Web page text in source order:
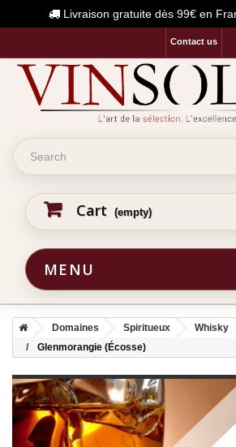
Livraison gratuite dès 99€ en
Contact us
Cart (empty)
MENU
Domaines Spiritueux
Whisky
Glenmorangie (Écosse)